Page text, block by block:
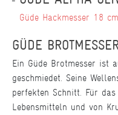
Güde Hackmesser 18
GÜDE
Ein Güde Brotmesser ist
geschmiedet. Seine
perfekten Schnitt. Für
Lebensmitteln und von